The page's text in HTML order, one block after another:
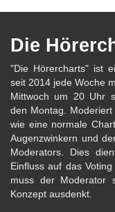
Die
"Die Hörercharts" ist
seit 2014 jede Woche
Mittwoch um 20 Uhr
den Montag.
wie eine normale
Augenzwinkern und
Moderators. Dies
Einfluss auf das
muss der Moderator
Konzept ausdenkt.